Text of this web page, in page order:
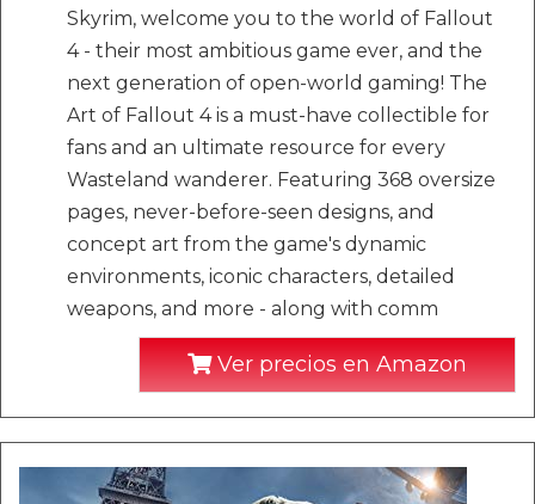
Skyrim, welcome you to the world of Fallout
4 - their most ambitious game ever, and the
next generation of open-world gaming! The
Art of Fallout 4 is a must-have collectible for
fans and an ultimate resource for every
Wasteland wanderer. Featuring 368 oversize
pages, never-before-seen designs, and
concept art from the game's dynamic
environments, iconic characters, detailed
weapons, and more - along with comm
Ver precios en Amazon